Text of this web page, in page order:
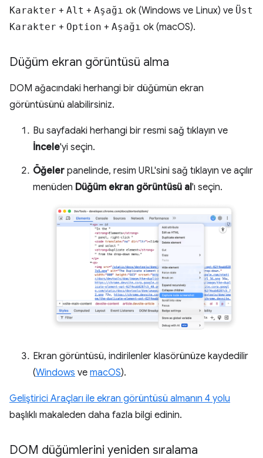
Karakter + Alt + Aşağı ok (Windows ve Linux) ve Üst
Karakter + Option + Aşağı ok (macOS).
Düğüm ekran görüntüsü alma
DOM ağacındaki herhangi bir düğümün ekran
görüntüsünü alabilirsiniz.
Bu sayfadaki herhangi bir resmi sağ tıklayın ve
İncele'yi seçin.
Öğeler panelinde, resim URL'sini sağ tıklayın ve açılır
menüden Düğüm ekran görüntüsü al'ı seçin.
Ekran görüntüsü, indirilenler klasörünüze kaydedilir
(Windows ve macOS).
Geliştirici Araçları ile ekran görüntüsü almanın 4 yolu
başlıklı makaleden daha fazla bilgi edinin.
DOM düğümlerini yeniden sıralama